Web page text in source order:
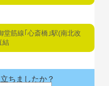
筋線｢心斎橋｣駅(南北改
結
ちましたか？